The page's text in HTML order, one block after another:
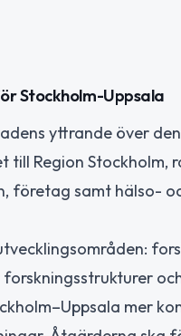
Stockholm-Uppsala
yttrande över
till Region
företag samt hälso-
mer